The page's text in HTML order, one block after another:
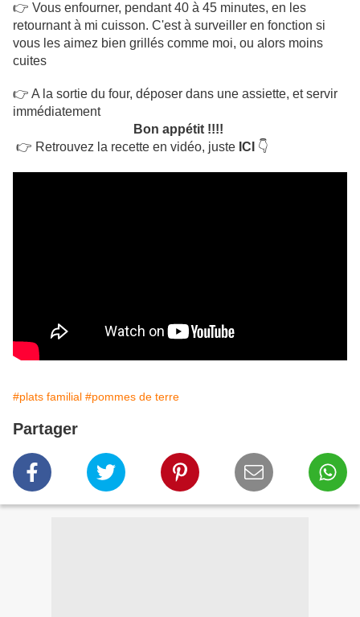
👉 Vous enfourner, pendant 40 à 45 minutes, en les
retournant à mi cuisson. C'est à surveiller en fonction si
vous les aimez bien grillés comme moi, ou alors moins
cuites
👉 A la sortie du four, déposer dans une assiette, et servir
immédiatement
Bon appétit !!!!
👉 Retrouvez la recette en vidéo, juste ICI 👇
#plats familial #pommes de terre
Partager